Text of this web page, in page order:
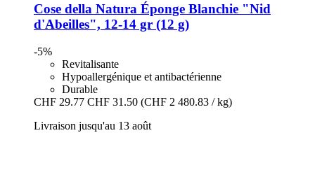
Cose della Natura Éponge Blanchie "Nid
d'Abeilles", 12-​14 gr (12 g)
-5%
Revitalisante
Hypoallergénique et antibactérienne
Durable
CHF 29.77 CHF 31.50 (CHF 2 480.83 / kg)
Livraison jusqu'au 13 août